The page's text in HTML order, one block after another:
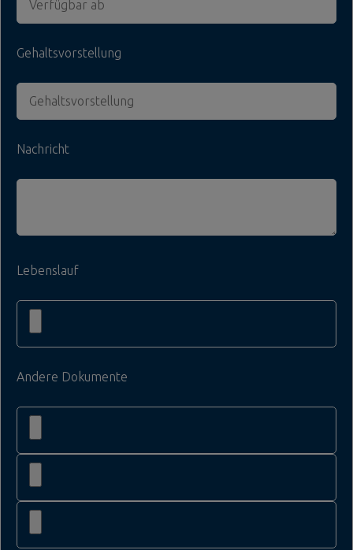
Gehaltsvorstellung
Nachricht
Lebenslauf
Andere Dokumente